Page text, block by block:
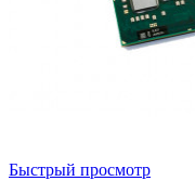
Быстрый просмотр